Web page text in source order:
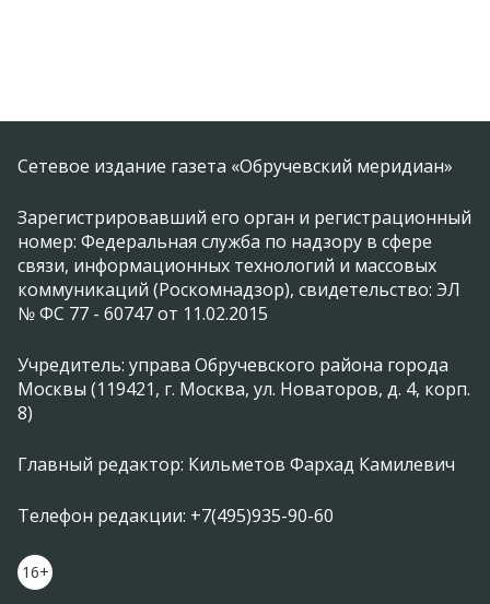
Сетевое издание газета «Обручевский меридиан»
Зарегистрировавший его орган и регистрационный
номер: Федеральная служба по надзору в сфере
связи, информационных технологий и массовых
коммуникаций (Роскомнадзор), свидетельство: ЭЛ
№ ФС 77 - 60747 от 11.02.2015
Учредитель: управа Обручевского района города
Москвы (119421, г. Москва, ул. Новаторов, д. 4, корп.
8)
Главный редактор: Кильметов Фархад Камилевич
Телефон редакции: +7(495)935-90-60
16+